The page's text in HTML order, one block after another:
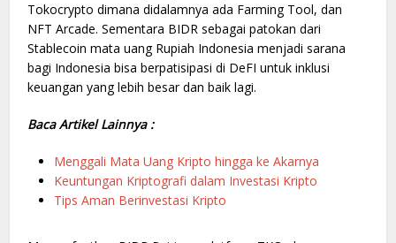
Tokocrypto dimana didalamnya ada Farming Tool, dan
NFT Arcade. Sementara BIDR sebagai patokan dari
Stablecoin mata uang Rupiah Indonesia menjadi sarana
bagi Indonesia bisa berpatisipasi di DeFI untuk inklusi
keuangan yang lebih besar dan baik lagi.
Baca Artikel Lainnya :
Menggali Mata Uang Kripto hingga ke Akarnya
Keuntungan Kriptografi dalam Investasi Kripto
Tips Aman Berinvestasi Kripto